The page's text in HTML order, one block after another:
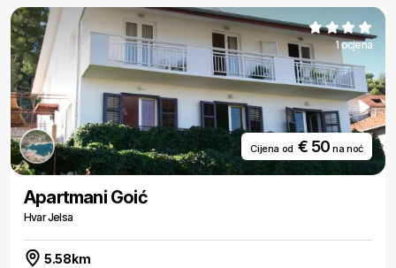
1 ocjena
Cijena od € 50na noć
Apartmani Goić
Hvar Jelsa
5.58km